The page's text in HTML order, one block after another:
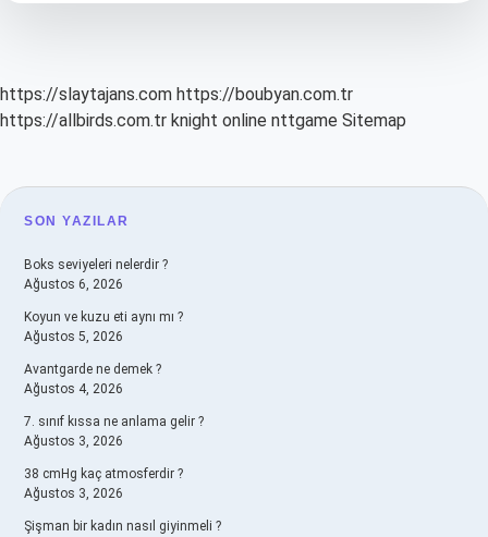
https://slaytajans.com https://boubyan.com.tr
https://allbirds.com.tr knight online nttgame Sitemap
SIDEBAR
SON YAZILAR
Boks seviyeleri nelerdir ?
Ağustos 6, 2026
Koyun ve kuzu eti aynı mı ?
Ağustos 5, 2026
Avantgarde ne demek ?
Ağustos 4, 2026
7. sınıf kıssa ne anlama gelir ?
Ağustos 3, 2026
38 cmHg kaç atmosferdir ?
Ağustos 3, 2026
Şişman bir kadın nasıl giyinmeli ?